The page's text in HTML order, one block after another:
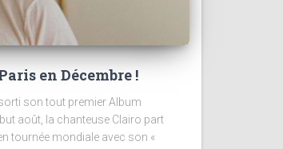
en Décembre !
son tout premier Album
août, la chanteuse Clairo part
tournée mondiale avec son «